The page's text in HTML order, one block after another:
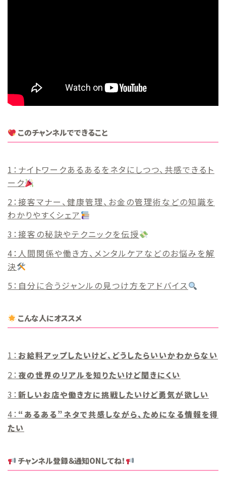
このチャンネルでできること
ナイトワークあるあるをネタにしつつ、共感できるト
ーク
接客マナー、健康管理、お金の管理術などの知識を
わかりやすくシェア
接客の秘訣やテクニックを伝授
人間関係や働き方、メンタルケアなどのお悩みを解
決
自分に合うジャンルの見つけ方をアドバイス
こんな人にオススメ
お給料アップしたいけど、どうしたらいいかわからない
夜の世界のリアルを知りたいけど聞きにくい
新しいお店や働き方に挑戦したいけど勇気が欲しい
“あるある”ネタで共感しながら、ためになる情報を得
たい
チャンネル登録＆通知ONしてね！